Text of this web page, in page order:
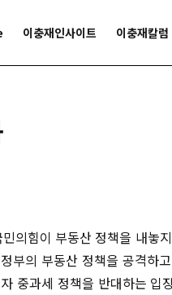
이충재인사이트 이충재칼럼
의힘이 부동산 정책을 내놓
부의 부동산 정책을 공격하
중과세 정책을 반대하는 입